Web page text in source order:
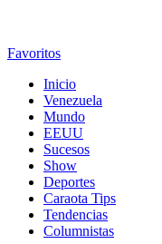
Favoritos
Inicio
Venezuela
Mundo
EEUU
Sucesos
Show
Deportes
Caraota Tips
Tendencias
Columnistas